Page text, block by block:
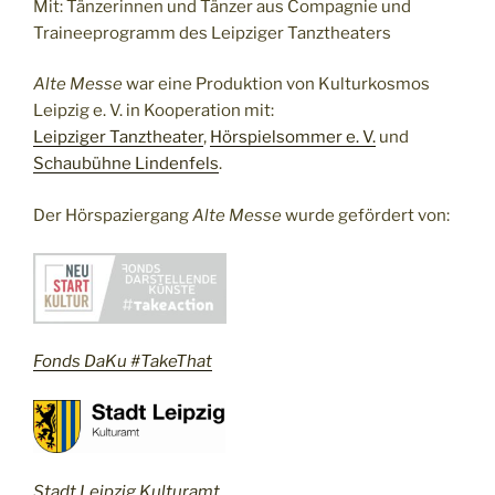
Mit: Tänzerinnen und Tänzer aus Compagnie und
Traineeprogramm des Leipziger Tanztheaters
Alte Messewar eine Produktion von Kulturkosmos
Leipzig e. V. in Kooperation mit:
Leipziger Tanztheater, Hörspielsommer e. V. und
Schaubühne Lindenfels.
Der HörspaziergangAlte Messewurde gefördert von:
Fonds DaKu #TakeThat